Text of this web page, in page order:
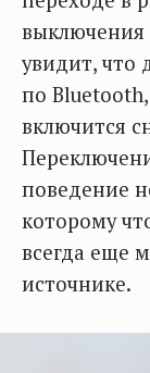
выключения
увидит, что
по
включится
поведение
которому
всегда еще
источнике.